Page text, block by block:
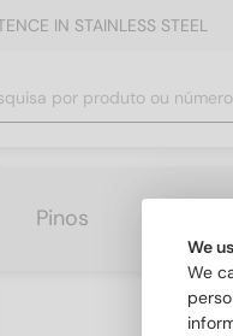
IN STAINLESS STEEL
Pinos
We
We